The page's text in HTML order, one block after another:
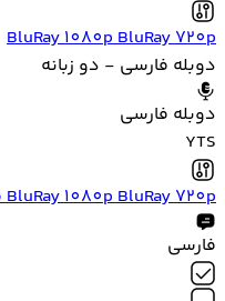
BluRay 1080pBluRay 720p
دوبله فارسی - دو زبانه
دوبله فارسی
YTS
BluRay 1080pBluRay 720p
فارسی